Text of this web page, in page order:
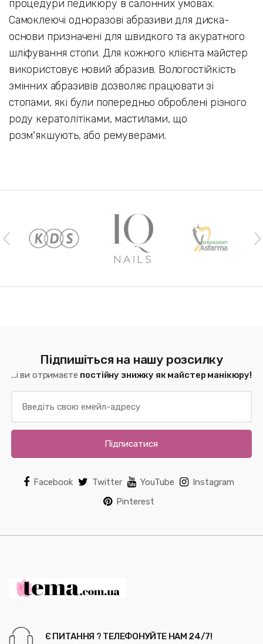
процедури педикюру в салонних умовах.
Самоклеючі одноразові абразиви для диска-
основи призначені для швидкого та акуратного
шліфування стопи. Для кожного клієнта майстер
використовує новий абразив. Вологостійкість
змінних абразивів дозволяє працювати зі
стопами, які були попередньо оброблені різного
роду кератолітіками, мастилами, що
розм'якшують, або ремуверами.
Підпишіться на нашу розсилку
...і ви отримаєте постійну знижку як майстер манікюру!
Підписатися
Facebook Twitter YouTube
Instagram
Pinterest
Є ПИТАННЯ ? ТЕЛЕФОНУЙТЕ НАМ 24/7!